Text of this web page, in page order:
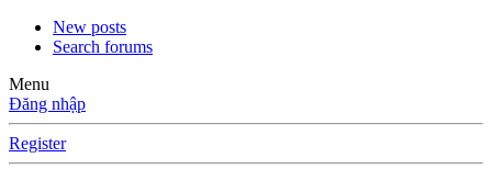
New posts
Search forums
Menu
Đăng nhập
Register